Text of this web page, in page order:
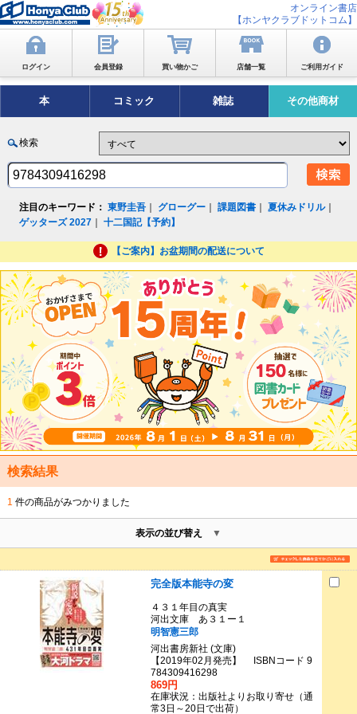
オンライン書店
【ホンヤクラブドットコム】
ログイン 会員登録 買い物かご 店舗一覧 ご利用ガイド
本 コミック 雑誌 その他商材
検索
注目のキーワード： 東野圭吾 グローグー ｜課題図書 ｜夏休みドリル｜
ゲッターズ 2027 ｜十二国記【予約】
【ご案内】お盆期間の配送について
検索結果
1 件の商品がみつかりました
表示の並び替え
完全版本能寺の変
４３１年目の真実
河出文庫 あ３１ー１
明智憲三郎
河出書房新社 (文庫)
【2019年02月発売】 ISBNコード 9
784309416298
869円
在庫状況：出版社よりお取り寄せ（通
常3日～20日で出荷）